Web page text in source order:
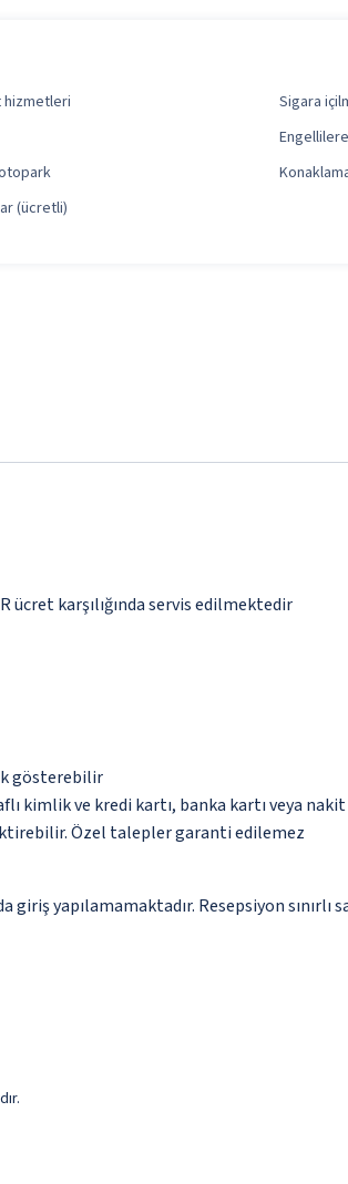
Sigara
(ücretli)
karşılığında servis edilmektedir
gösterebilir
kimlik ve kredi kartı, banka kartı veya
Özel talepler garanti edilemez
giriş yapılamamaktadır. Resepsiyon